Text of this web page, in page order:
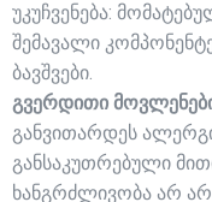
უკუჩვენება:
შემავალი
ბავშვები.
გვერდითი
განვითარდეს
განსაკუთრებული
ხანგრძლივობა არ